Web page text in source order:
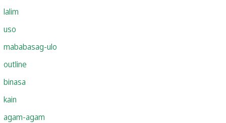
lalim
uso
mababasag-ulo
outline
binasa
kain
agam-agam